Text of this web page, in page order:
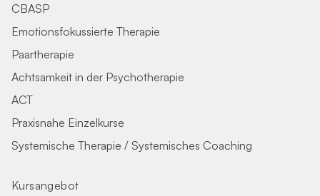
CBASP
Emotionsfokussierte Therapie
Paartherapie
Achtsamkeit in der Psychotherapie
ACT
Praxisnahe Einzelkurse
Systemische Therapie / Systemisches Coaching
Kursangebot